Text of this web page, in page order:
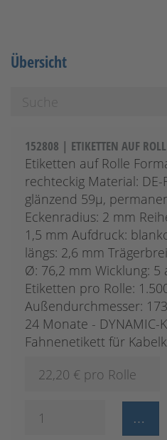
Übersicht
152808 | ETIKETTEN AUF
Etiketten auf Rolle
rechteckig Material: DE-
glänzend 59µ,
Eckenradius: 2 mm
1,5 mm Aufdruck:
längs: 2,6 mm
Ø: 76,2 mm Wicklung: 5
Etiketten pro Rolle:
Außendurchmesser:
24 Monate - DYNAMIC-
Fahnenetikett für
22,20 € pro Rolle